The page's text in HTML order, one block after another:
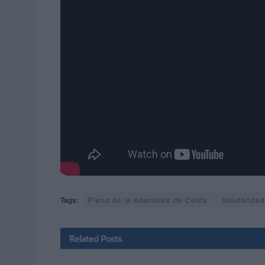
Tags: Pleno de la Asamblea de Ceuta Solidaridad
Related Posts